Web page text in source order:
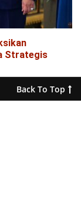
Strategis
Back To Top